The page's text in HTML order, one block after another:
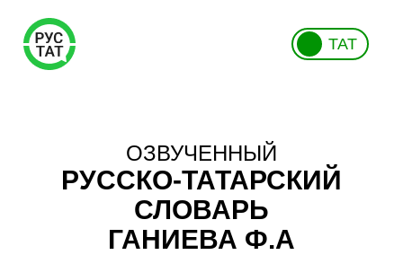
ТАТ
ОЗВУЧЕННЫЙ
РУССКО-ТАТАРСКИЙ
СЛОВАРЬ
ГАНИЕВА Ф.А